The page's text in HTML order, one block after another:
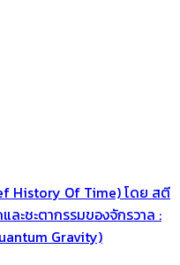
History Of Time) โดย สตี
ะชะตากรรมของจักรวาล :
Gravity)